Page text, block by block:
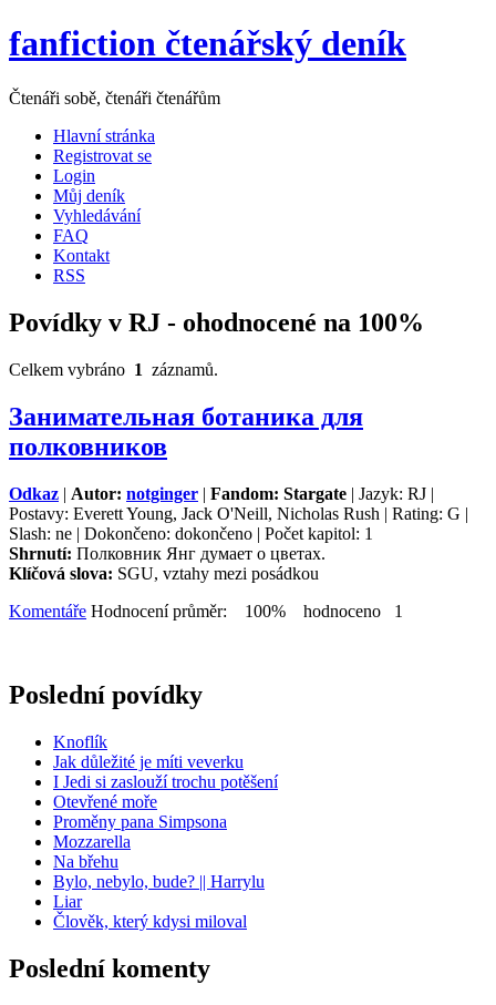
fanfiction čtenářský deník
Čtenáři sobě, čtenáři čtenářům
Hlavní stránka
Registrovat se
Login
Můj deník
Vyhledávání
FAQ
Kontakt
RSS
Povídky v RJ - ohodnocené na 100%
Celkem vybráno 1 záznamů.
Занимательная ботаника для
полковников
Odkaz | Autor: notginger | Fandom: Stargate | Jazyk: RJ |
Postavy: Everett Young, Jack O'Neill, Nicholas Rush | Rating: G |
Slash: ne | Dokončeno: dokončeno | Počet kapitol: 1
Shrnutí: Полковник Янг думает о цветах.
Klíčová slova: SGU, vztahy mezi posádkou
Komentáře Hodnocení průměr: 100% hodnoceno 1
Poslední povídky
Knoflík
Jak důležité je míti veverku
I Jedi si zaslouží trochu potěšení
Otevřené moře
Proměny pana Simpsona
Mozzarella
Na břehu
Bylo, nebylo, bude? || Harrylu
Liar
Člověk, který kdysi miloval
Poslední komenty